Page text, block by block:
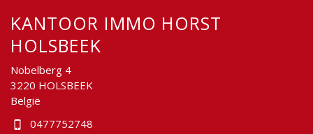
KANTOOR IMMO HORST
HOLSBEEK
Nobelberg 4
3220 HOLSBEEK
België
0477752748